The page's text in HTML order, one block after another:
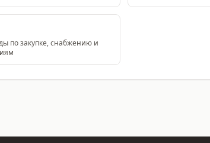
по закупке, снабжению и